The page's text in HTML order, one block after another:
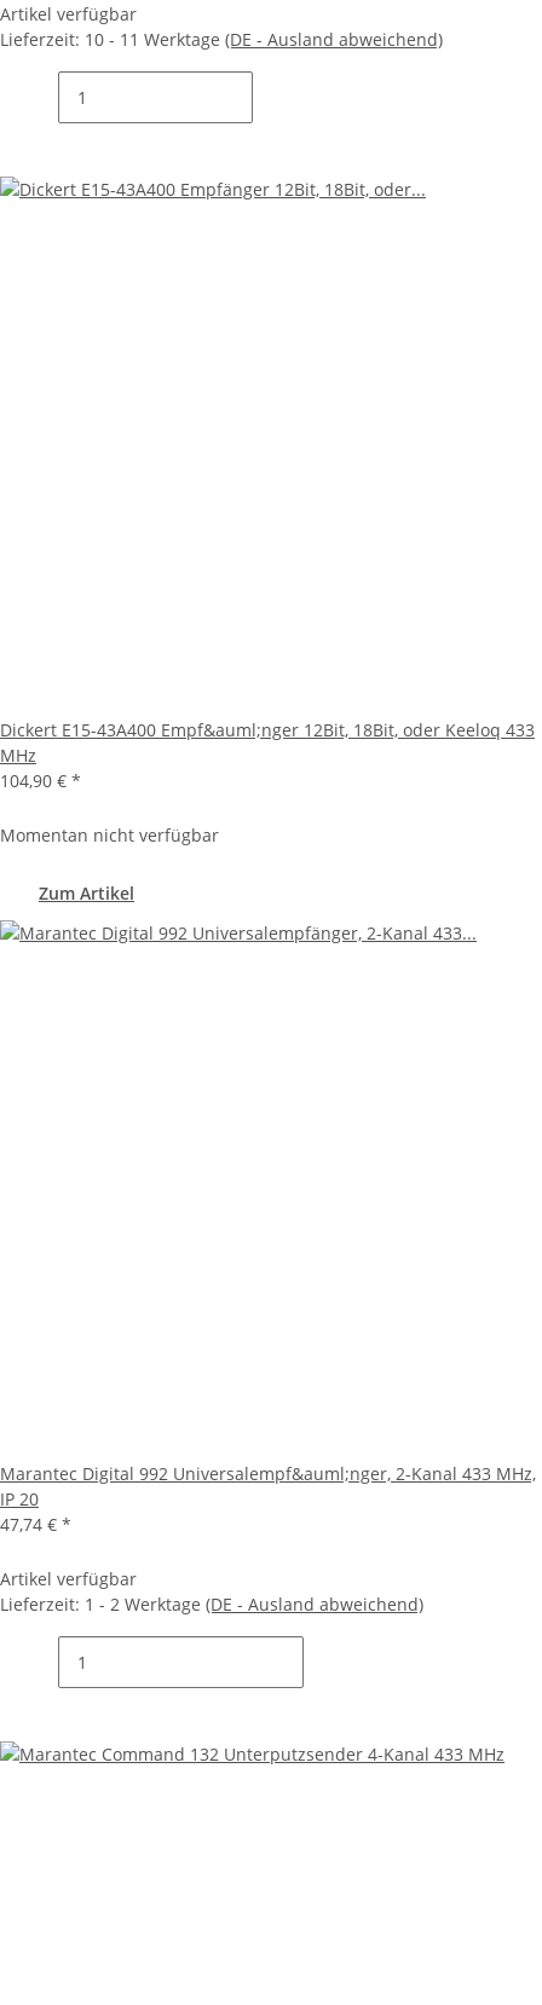
Artikel verfügbar
Lieferzeit: 10 - 11 Werktage (DE - Ausland abweichend)
Dickert E15-43A400 Empf&auml;nger 12Bit, 18Bit, oder Keeloq 433
MHz
104,90 € *
Momentan nicht verfügbar
Zum Artikel
Marantec Digital 992 Universalempf&auml;nger, 2-Kanal 433 MHz,
IP 20
47,74 € *
Artikel verfügbar
Lieferzeit: 1 - 2 Werktage (DE - Ausland abweichend)